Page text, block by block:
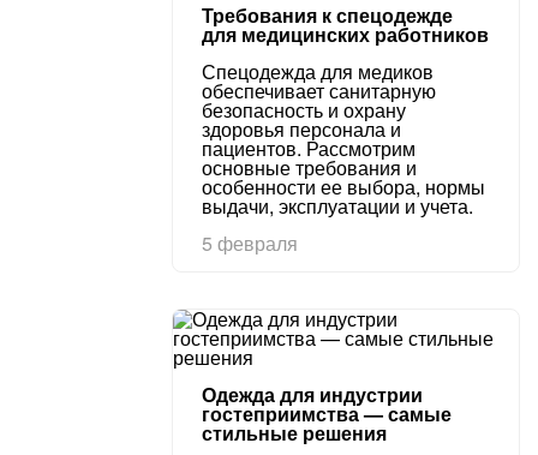
Требования к спецодежде
для медицинских работников
Спецодежда для медиков
обеспечивает санитарную
безопасность и охрану
здоровья персонала и
пациентов. Рассмотрим
основные требования и
особенности ее выбора, нормы
выдачи, эксплуатации и учета.
5 февраля
Одежда для индустрии
гостеприимства — самые
стильные решения